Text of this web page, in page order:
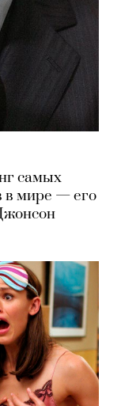
самых
в мире — его